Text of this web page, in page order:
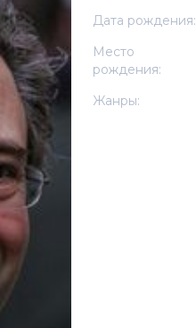
Дата рождения:
Место
рождения:
Жанры: